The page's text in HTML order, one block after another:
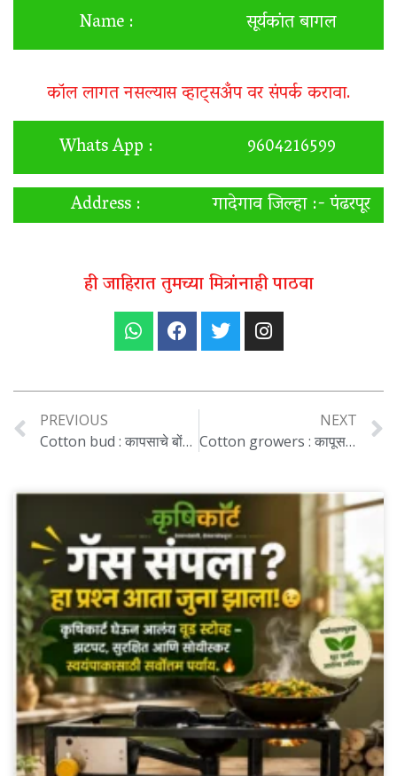
Name :
सूर्यकांत बागल
कॉल लागत नसल्यास व्हाट्सअँप वर संपर्क करावा.
Whats App :
9604216599
Address :
गादेगाव जिल्हा :- पंढरपूर
ही जाहिरात तुमच्या मित्रांनाही पाठवा
PREVIOUS
Cotton bud : कापसाचे बोंड वाळतायत कीड नियंत्रण हाच पर्याय वाचा सविस्तर..
NEXT
Cotton growers : कापूस उत्पादकांमध्ये चिंता वाढली, आयात शुल्क सवलतीमुळे दर घसरण्याची शक्यता…